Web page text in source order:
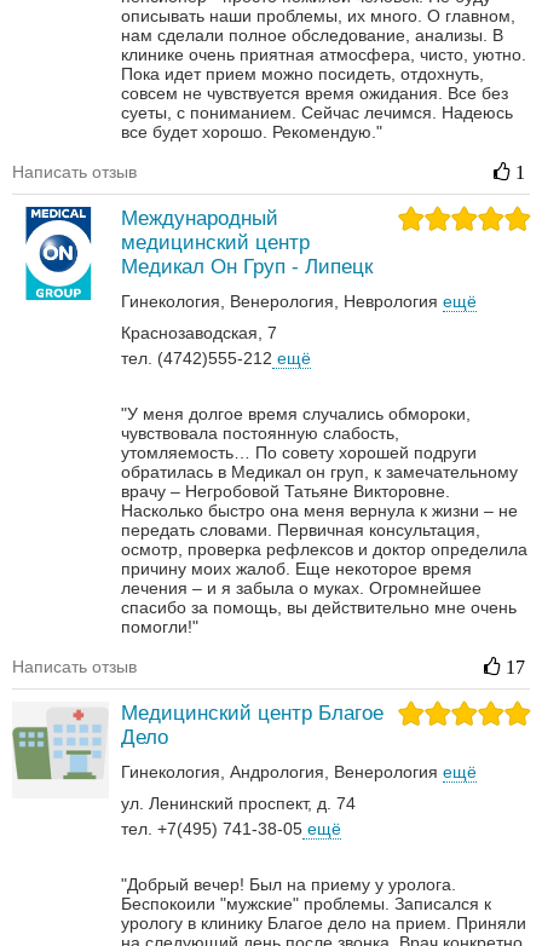
описывать наши проблемы, их много. О главном,
нам сделали полное обследование, анализы. В
клинике очень приятная атмосфера, чисто, уютно.
Пока идет прием можно посидеть, отдохнуть,
совсем не чувствуется время ожидания. Все без
суеты, с пониманием. Сейчас лечимся. Надеюсь
все будет хорошо. Рекомендую."
Написать отзыв 1
Международный
медицинский центр
Медикал Он Груп - Липецк
Гинекология Венерология‎ Неврология‎ ещё
Краснозаводская, 7
тел. (4742)555-212 ещё
"У меня долгое время случались обмороки,
чувствовала постоянную слабость,
утомляемость… По совету хорошей подруги
обратилась в Медикал он груп, к замечательному
врачу – Негробовой Татьяне Викторовне.
Насколько быстро она меня вернула к жизни – не
передать словами. Первичная консультация,
осмотр, проверка рефлексов и доктор определила
причину моих жалоб. Еще некоторое время
лечения – и я забыла о муках. Огромнейшее
спасибо за помощь, вы действительно мне очень
помогли!"
Написать отзыв 17
Медицинский центр Благое
Дело
Гинекология Андрология‎ Венерология‎ ещё
ул. Ленинский проспект, д. 74
тел. +7(495) 741-38-05 ещё
"Добрый вечер! Был на приему у уролога.
Беспокоили "мужские" проблемы. Записался к
урологу в клинику Благое дело на прием. Приняли